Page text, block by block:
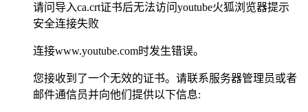
请问导入ca.crt证书后无法访问youtube火狐浏览器提示
安全连接失败
连接www.youtube.com时发生错误。
您接收到了一个无效的证书。请联系服务器管理员或者
邮件通信员并向他们提供以下信息: